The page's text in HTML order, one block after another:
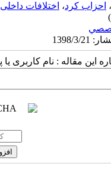
، احزاب کرد، اختلافات
این مقاله : نام کاربری